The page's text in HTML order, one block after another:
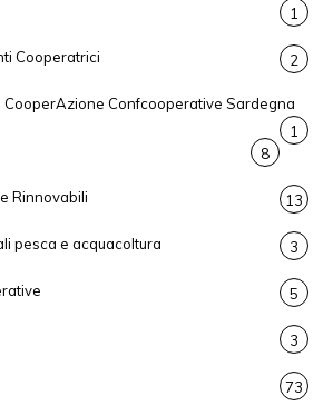
1
Cooperatrici 2
CooperAzione Confcooperative Sardegna
1
8
Rinnovabili 13
pesca e acquacoltura 3
5
3
73